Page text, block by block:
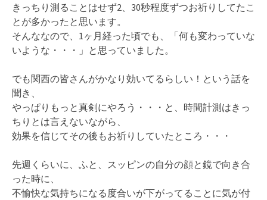
きっちり測ることはせず2、30秒程度ずつお祈りしてたこ
とが多かったと思います。
そんななので、1ヶ月経った頃でも、「何も変わっていな
いような・・・」と思っていました。
でも関西の皆さんがかなり効いてるらしい！という話を
聞き、
やっぱりもっと真剣にやろう・・・と、時間計測はきっ
ちりとは言えないながら、
効果を信じてその後もお祈りしていたところ・・・
先週くらいに、ふと、スッピンの自分の顔と鏡で向き合
った時に、
不愉快な気持ちになる度合いが下がってることに気が付